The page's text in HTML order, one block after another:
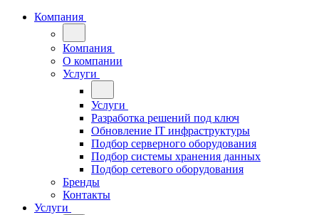
Компания
Компания
О компании
Услуги
Услуги
Разработка решений под ключ
Обновление IT инфраструктуры
Подбор серверного оборудования
Подбор системы хранения данных
Подбор сетевого оборудования
Бренды
Контакты
Услуги